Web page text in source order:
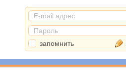
запомнить